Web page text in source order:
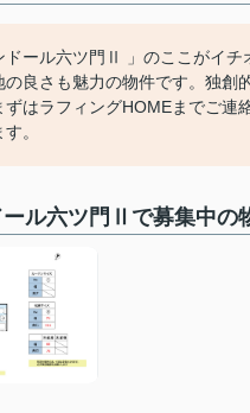
ドール六ツ門Ⅱ 」のここがイ
の良さも魅力の物件です。独創
ずはラフィングHOMEまでご連
。
ール六ツ門Ⅱで募集中の